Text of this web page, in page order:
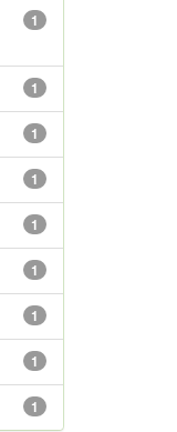
1
1
1
1
1
1
1
1
1